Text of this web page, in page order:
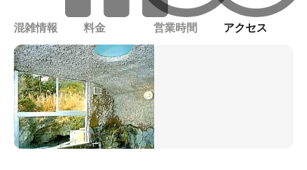
混雑情報 料金 営業時間 アクセス